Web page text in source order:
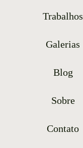
Trabalhos
Galerias
Blog
Sobre
Contato